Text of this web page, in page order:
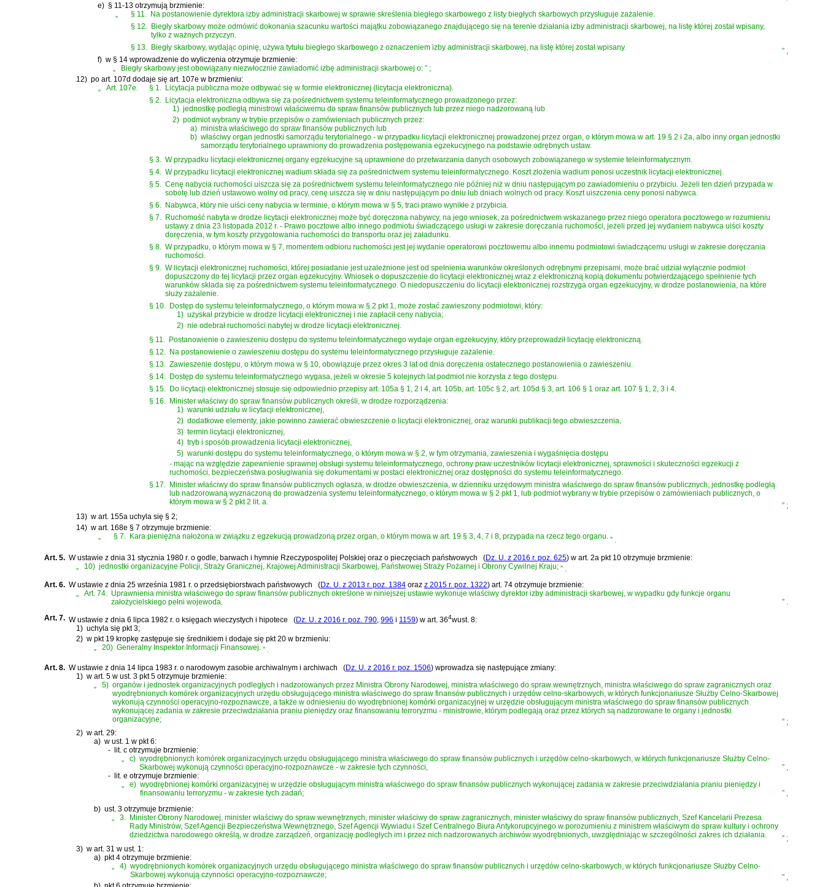
e) § 11-13 otrzymują brzmienie:
„
§ 11. Na postanowienie dyrektora izby administracji skarbowej w sprawie skreślenia biegłego skarbowego z listy biegłych skarbowych przysługuje zażalenie.
§ 12. Biegły skarbowy może odmówić dokonania szacunku wartości majątku zobowiązanego znajdującego się na terenie działania izby administracji skarbowej, na listę której został wpisany,
tylko z ważnych przyczyn.
§ 13. Biegły skarbowy, wydając opinię, używa tytułu biegłego skarbowego z oznaczeniem izby administracji skarbowej, na listę której został wpisany. ” ,
f) w § 14 wprowadzenie do wyliczenia otrzymuje brzmienie:
„
Biegły skarbowy jest obowiązany niezwłocznie zawiadomić izbę administracji skarbowej o: ” ;
12) po art. 107d dodaje się art. 107e w brzmieniu:
„
Art. 107e. § 1. Licytacja publiczna może odbywać się w formie elektronicznej (licytacja elektroniczna).
§ 2. Licytacja elektroniczna odbywa się za pośrednictwem systemu teleinformatycznego prowadzonego przez:
1) jednostkę podległą ministrowi właściwemu do spraw finansów publicznych lub przez niego nadzorowaną lub
2) podmiot wybrany w trybie przepisów o zamówieniach publicznych przez:
a) ministra właściwego do spraw finansów publicznych lub
b) właściwy organ jednostki samorządu terytorialnego - w przypadku licytacji elektronicznej prowadzonej przez organ, o którym mowa w art. 19 § 2 i 2a, albo inny organ jednostki
samorządu terytorialnego uprawniony do prowadzenia postępowania egzekucyjnego na podstawie odrębnych ustaw.
§ 3. W przypadku licytacji elektronicznej organy egzekucyjne są uprawnione do przetwarzania danych osobowych zobowiązanego w systemie teleinformatycznym.
§ 4. W przypadku licytacji elektronicznej wadium składa się za pośrednictwem systemu teleinformatycznego. Koszt złożenia wadium ponosi uczestnik licytacji elektronicznej.
§ 5. Cenę nabycia ruchomości uiszcza się za pośrednictwem systemu teleinformatycznego nie później niż w dniu następującym po zawiadomieniu o przybiciu. Jeżeli ten dzień przypada w
sobotę lub dzień ustawowo wolny od pracy, cenę uiszcza się w dniu następującym po dniu lub dniach wolnych od pracy. Koszt uiszczenia ceny ponosi nabywca.
§ 6. Nabywca, który nie uiści ceny nabycia w terminie, o którym mowa w § 5, traci prawo wynikłe z przybicia.
§ 7. Ruchomość nabyta w drodze licytacji elektronicznej może być doręczona nabywcy, na jego wniosek, za pośrednictwem wskazanego przez niego operatora pocztowego w rozumieniu
ustawy z dnia 23 listopada 2012 r. - Prawo pocztowe albo innego podmiotu świadczącego usługi w zakresie doręczania ruchomości, jeżeli przed jej wydaniem nabywca uiści koszty
doręczenia, w tym koszty przygotowania ruchomości do transportu oraz jej załadunku.
§ 8. W przypadku, o którym mowa w § 7, momentem odbioru ruchomości jest jej wydanie operatorowi pocztowemu albo innemu podmiotowi świadczącemu usługi w zakresie doręczania
ruchomości.
§ 9. W licytacji elektronicznej ruchomości, której posiadanie jest uzależnione jest od spełnienia warunków określonych odrębnymi przepisami, może brać udział wyłącznie podmiot
dopuszczony do tej licytacji przez organ egzekucyjny. Wniosek o dopuszczenie do licytacji elektronicznej wraz z elektroniczną kopią dokumentu potwierdzającego spełnienie tych
warunków składa się za pośrednictwem systemu teleinformatycznego. O niedopuszczeniu do licytacji elektronicznej rozstrzyga organ egzekucyjny, w drodze postanowienia, na które
służy zażalenie.
§ 10. Dostęp do systemu teleinformatycznego, o którym mowa w § 2 pkt 1, może zostać zawieszony podmiotowi, który:
1) uzyskał przybicie w drodze licytacji elektronicznej i nie zapłacił ceny nabycia;
2) nie odebrał ruchomości nabytej w drodze licytacji elektronicznej.
§ 11. Postanowienie o zawieszeniu dostępu do systemu teleinformatycznego wydaje organ egzekucyjny, który przeprowadził licytację elektroniczną.
§ 12. Na postanowienie o zawieszeniu dostępu do systemu teleinformatycznego przysługuje zażalenie.
§ 13. Zawieszenie dostępu, o którym mowa w § 10, obowiązuje przez okres 3 lat od dnia doręczenia ostatecznego postanowienia o zawieszeniu.
§ 14. Dostęp do systemu teleinformatycznego wygasa, jeżeli w okresie 5 kolejnych lat podmiot nie korzysta z tego dostępu.
§ 15. Do licytacji elektronicznej stosuje się odpowiednio przepisy art. 105a § 1, 2 i 4, art. 105b, art. 105c § 2, art. 105d § 3, art. 106 § 1 oraz art. 107 § 1, 2, 3 i 4.
§ 16. Minister właściwy do spraw finansów publicznych określi, w drodze rozporządzenia:
1) warunki udziału w licytacji elektronicznej,
2) dodatkowe elementy, jakie powinno zawierać obwieszczenie o licytacji elektronicznej, oraz warunki publikacji tego obwieszczenia,
3) termin licytacji elektronicznej,
4) tryb i sposób prowadzenia licytacji elektronicznej,
5) warunki dostępu do systemu teleinformatycznego, o którym mowa w § 2, w tym otrzymania, zawieszenia i wygaśnięcia dostępu
- mając na względzie zapewnienie sprawnej obsługi systemu teleinformatycznego, ochrony praw uczestników licytacji elektronicznej, sprawności i skuteczności egzekucji z
ruchomości, bezpieczeństwa posługiwania się dokumentami w postaci elektronicznej oraz dostępności do systemu teleinformatycznego.
§ 17. Minister właściwy do spraw finansów publicznych ogłasza, w drodze obwieszczenia, w dzienniku urzędowym ministra właściwego do spraw finansów publicznych, jednostkę podległą
lub nadzorowaną wyznaczoną do prowadzenia systemu teleinformatycznego, o którym mowa w § 2 pkt 1, lub podmiot wybrany w trybie przepisów o zamówieniach publicznych, o
którym mowa w § 2 pkt 2 lit. a.
” ;
13) w art. 155a uchyla się § 2;
14) w art. 168e § 7 otrzymuje brzmienie:
§ 7. Kara pieniężna nałożona w związku z egzekucją prowadzoną przez organ, o którym mowa w art. 19 § 3, 4, 7 i 8, przypada na rzecz tego organu. ”
Art. 5. Wustawie z dnia 31 stycznia 1980 r. o godle, barwach i hymnie Rzeczypospolitej Polskiej oraz o pieczęciach państwowych (Dz. U. z 2016 r. poz. 625) w art. 2a pkt 10 otrzymuje brzmienie:
„
10) jednostki organizacyjne Policji, Straży Granicznej, Krajowej Administracji Skarbowej, Państwowej Straży Pożarnej i Obrony Cywilnej Kraju; ”
Art. 6. Wustawie z dnia 25 września 1981 r. o przedsiębiorstwach państwowych (Dz. U. z 2013 r. poz. 1384 oraz z 2015 r. poz. 1322) art. 74 otrzymuje brzmienie:
Art. 74.
Uprawnienia ministra właściwego do spraw finansów publicznych określone w niniejszej ustawie wykonuje właściwy dyrektor izby administracji skarbowej, w wypadku gdy funkcje organu
założycielskiego pełni wojewoda.
”
Art. 7. Wustawie z dnia 6 lipca 1982 r. o księgach wieczystych i hipotece (Dz. U. z 2016 r. poz. 790 996 i 1159) w art. 364wust. 8:
1) uchyla się pkt 3;
2) w pkt 19 kropkę zastępuje się średnikiem i dodaje się pkt 20 w brzmieniu:
„
20) Generalny Inspektor Informacji Finansowej. ” .
Art. 8. Wustawie z dnia 14 lipca 1983 r. o narodowym zasobie archiwalnym i archiwach (Dz. U. z 2016 r. poz. 1506) wprowadza się następujące zmiany:
1) w art. 5 w ust. 3 pkt 5 otrzymuje brzmienie:
„
5) organów i jednostek organizacyjnych podległych i nadzorowanych przez Ministra Obrony Narodowej, ministra właściwego do spraw wewnętrznych, ministra właściwego do spraw zagranicznych oraz
wyodrębnionych komórek organizacyjnych urzędu obsługującego ministra właściwego do spraw finansów publicznych i urzędów celno-skarbowych, w których funkcjonariusze Służby Celno-Skarbowej
wykonują czynności operacyjno-rozpoznawcze, a także w odniesieniu do wyodrębnionej komórki organizacyjnej w urzędzie obsługującym ministra właściwego do spraw finansów publicznych
wykonującej zadania w zakresie przeciwdziałania praniu pieniędzy oraz finansowaniu terroryzmu - ministrowie, którym podlegają oraz przez których są nadzorowane te organy i jednostki
organizacyjne;
” ;
2) w art. 29:
a) w ust. 1 w pkt 6:
- lit. c otrzymuje brzmienie:
c) wyodrębnionych komórek organizacyjnych urzędu obsługującego ministra właściwego do spraw finansów publicznych i urzędów celno-skarbowych, w których funkcjonariusze Służby Celno-
Skarbowej wykonują czynności operacyjno-rozpoznawcze - w zakresie tych czynności,
”
- lit. e otrzymuje brzmienie:
e) wyodrębnionej komórki organizacyjnej w urzędzie obsługującym ministra właściwego do spraw finansów publicznych wykonującej zadania w zakresie przeciwdziałania praniu pieniędzy i
finansowaniu terroryzmu - w zakresie tych zadań;
”
b) ust. 3 otrzymuje brzmienie:
3.
Minister Obrony Narodowej, minister właściwy do spraw wewnętrznych, minister właściwy do spraw zagranicznych, minister właściwy do spraw finansów publicznych, Szef Kancelarii Prezesa
Rady Ministrów, Szef Agencji Bezpieczeństwa Wewnętrznego, Szef Agencji Wywiadu i Szef Centralnego Biura Antykorupcyjnego w porozumieniu z ministrem właściwym do spraw kultury i ochrony
dziedzictwa narodowego określą, w drodze zarządzeń, organizację podległych im i przez nich nadzorowanych archiwów wyodrębnionych, uwzględniając w szczególności zakres ich działania.
” ;
3) w art. 31 w ust. 1:
a) pkt 4 otrzymuje brzmienie:
„
4) wyodrębnionych komórek organizacyjnych urzędu obsługującego ministra właściwego do spraw finansów publicznych i urzędów celno-skarbowych, w których funkcjonariusze Służby Celno-
Skarbowej wykonują czynności operacyjno-rozpoznawcze;
” ,